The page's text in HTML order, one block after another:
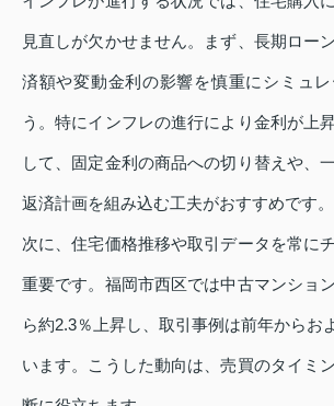
見直しが欠かせません。まず、長期ロー
済額や変動金利の影響を慎重にシミュ
う。特にインフレの進行により金利が上
して、固定金利の商品への切り替えや、
返済計画を組み込む工夫がおすすめです。
次に、住宅価格推移や取引データを常に
重要です。福岡市西区では中古マンショ
ら約2.3％上昇し、取引事例は前年からお
います。こうした動向は、売買のタイミ